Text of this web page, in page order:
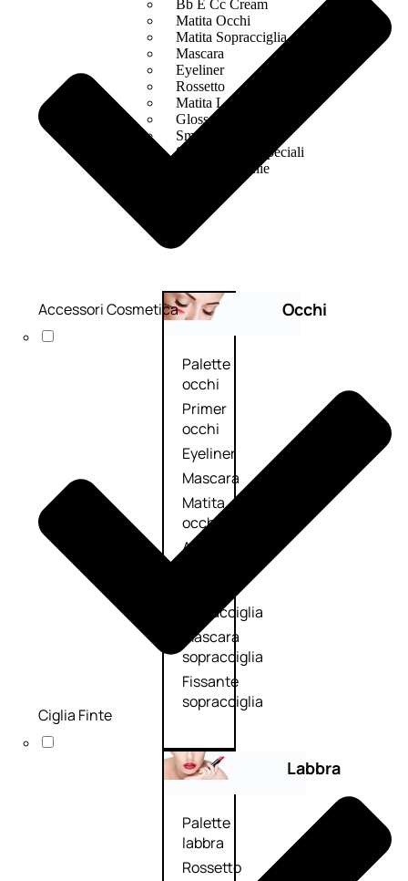
Bb E Cc Cream
Matita Occhi
Matita Sopracciglia
Mascara
Eyeliner
Rossetto
Matita Labbra
Gloss
Smalto
Smalto Effetti Speciali
Solventi Unghie
Occhi
Palette
occhi
Primer
occhi
Eyeliner
Mascara
Matita
occhi
Antiocchiaie
sopracciglia
Mascara
sopracciglia
Fissante
sopracciglia
Labbra
Palette
labbra
Rossetto
Accessori Cosmetica
Ciglia Finte